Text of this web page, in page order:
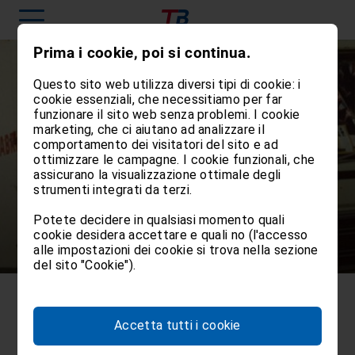
Transbozen: una storia
di successi dal 1979
lo sguardo al passato determina la strada
Prima i cookie, poi si continua.
Questo sito web utilizza diversi tipi di cookie: i
cookie essenziali, che necessitiamo per far
funzionare il sito web senza problemi. I cookie
marketing, che ci aiutano ad analizzare il
comportamento dei visitatori del sito e ad
ottimizzare le campagne. I cookie funzionali, che
assicurano la visualizzazione ottimale degli
strumenti integrati da terzi.
Potete decidere in qualsiasi momento quali
cookie desidera accettare e quali no (l'accesso
alle impostazioni dei cookie si trova nella sezione
del sito "Cookie").
Accetta tutti i cookie